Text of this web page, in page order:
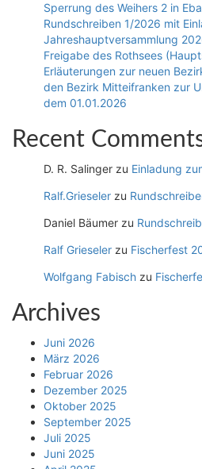
Sperrung des Weihers 2 in
Rundschreiben 1/2026 mit
Jahreshauptversammlung
Freigabe des Rothsees
Erläuterungen zur neuen
den Bezirk Mitteifranken zur
dem 01.01.2026
Recent
D. R. Salinger zu Einladung
Ralf.Grieseler zu
Daniel Bäumer zu
Ralf Grieseler zu Fischerfest
Wolfgang Fabisch zu
Archives
Juni 2026
März 2026
Februar 2026
Dezember 2025
Oktober 2025
September 2025
Juli 2025
Juni 2025